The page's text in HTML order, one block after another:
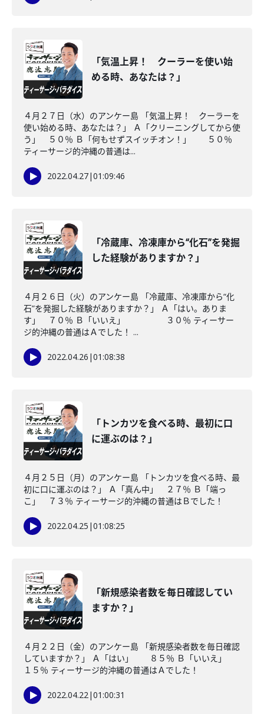
「気温上昇！ クーラーを使い始
める時、あなたは？」
４月２７日（水）のアンケー島 「気温上昇！ クーラーを
使い始める時、あなたは？」 Ａ「クリーニングしてから使
う」 ５０％ Ｂ「何もせずスイッチオン！」 ５０％
ティーサージ的沖縄の普通は...
2022.04.27|01:09:46
「冷蔵庫、冷凍庫から“化石”を発掘
した経験がありますか？」
４月２６日（火）のアンケー島 「冷蔵庫、冷凍庫から“化
石”を発掘した経験がありますか？」 Ａ「はい。ありま
す」 ７０％ Ｂ「いいえ」 ３０％ ティーサー
ジ的沖縄の普通はＡでした！ ...
2022.04.26 |01:08:38
「トンカツを食べる時、最初に口
に運ぶのは？」
４月２５日（月）のアンケー島 「トンカツを食べる時、最
初に口に運ぶのは？」 Ａ「真ん中」 ２７％ Ｂ「端っ
こ」 ７３％ ティーサージ的沖縄の普通はＢでした！
2022.04.25 |01:08:25
「新規感染者数を毎日確認してい
ますか？」
４月２２日（金）のアンケー島 「新規感染者数を毎日確認
していますか？」 Ａ「はい」 ８５％ Ｂ「いいえ」
１５％ ティーサージ的沖縄の普通はＡでした！
2022.04.22|01:00:31